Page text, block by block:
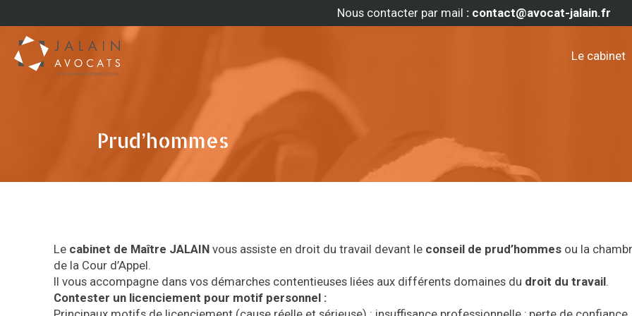
Nous contacter par mail : contact@avocat-jalain.fr
Le cabinet
Prud’hommes
Le cabinet de Maître JALAIN vous assiste en droit du travail devant le conseil de prud’hommes ou la
de la Cour d’Appel.
Il vous accompagne dans vos démarches contentieuses liées aux différents domaines du droit du travail.
Contester un licenciement pour motif personnel :